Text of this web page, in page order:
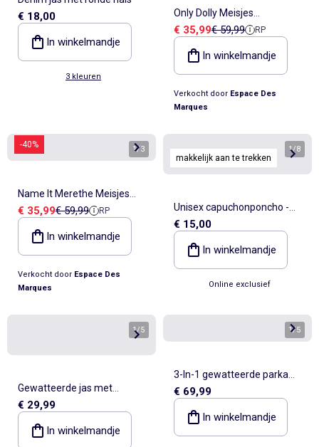
€ 18,00
In winkelmandje
3 kleuren
Only Dolly Meisjes
Gewatteerde Jas Blauw
Verkoopprijs
€ 35,99Referentieprijs
€ 59,99 RP
In winkelmandje
Verkocht door Espace Des
Marques
-40% 1/3
Name It Merethe Meisjes
Winterjas Donkerblauw
Verkoopprijs
€ 35,99Referentieprijs
€ 59,99 RP
In winkelmandje
Verkocht door Espace Des
Marques
makkelijk aan te trekken
1/8
Unisex capuchonponcho -
gemakkelijk aan te trekken
collectie
€ 15,00
In winkelmandje
Online exclusief
1/5
Gewatteerde jas met
capuchon en voering van
polarfleece
€ 29,99
In winkelmandje
1/5
3-In-1 gewatteerde parka
met capuchon
€ 69,99
In winkelmandje